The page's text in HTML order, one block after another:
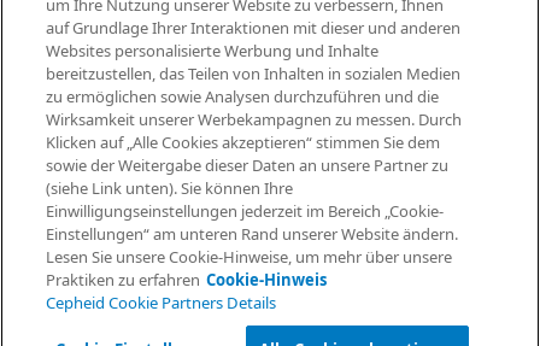
© 2026 Cepheid. Cepheid®, das Cepheid-Logo, GeneXpert®,
Xpert® und I-CORE® sind Marken von Cepheid, die in den USA
und anderen Ländern eingetragen sind.
um Ihre Nutzung unserer Website zu verbessern, Ihnen
auf Grundlage Ihrer Interaktionen mit dieser und anderen
Websites personalisierte Werbung und Inhalte
bereitzustellen, das Teilen von Inhalten in sozialen Medien
zu ermöglichen sowie Analysen durchzuführen und die
Wirksamkeit unserer Werbekampagnen zu messen. Durch
Klicken auf „Alle Cookies akzeptieren“ stimmen Sie dem
sowie der Weitergabe dieser Daten an unsere Partner zu
(siehe Link unten). Sie können Ihre
Einwilligungseinstellungen jederzeit im Bereich „Cookie-
Einstellungen“ am unteren Rand unserer Website ändern.
Lesen Sie unsere Cookie-Hinweise, um mehr über unsere
Praktiken zu erfahren Cookie-Hinweis
Cepheid Cookie Partners Details